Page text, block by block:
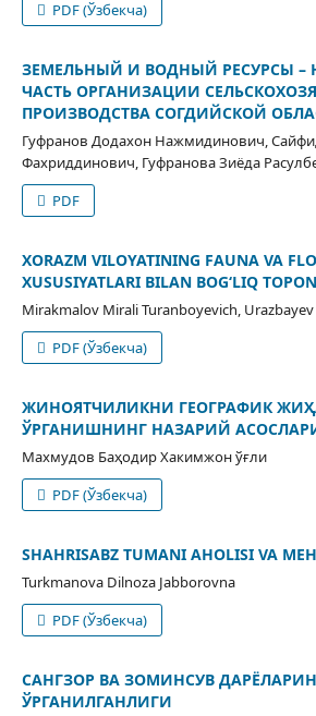
PDF (Ўзбекча)
ЗЕМЕЛЬНЫЙ И ВОДНЫЙ РЕСУРСЫ –
ЧАСТЬ ОРГАНИЗАЦИИ
ПРОИЗВОДСТВА СОГДИЙСКОЙ
Гуфранов Додахон Нажмидинович,
Фахриддинович, Гуфранова Зиёда
PDF
XORAZM VILOYATINING FAUNA VA
XUSUSIYATLARI BILAN BOG‘LIQ
Mirakmalov Mirali Turanboyevich,
PDF (Ўзбекча)
ЖИНОЯТЧИЛИКНИ ГЕОГРАФИК
ЎРГАНИШНИНГ НАЗАРИЙ
Махмудов Баҳодир Хакимжон ўғли
PDF (Ўзбекча)
SHAHRISABZ TUMANI AHOLISI VA
Turkmanova Dilnoza Jabborovna
PDF (Ўзбекча)
САНГЗОР ВА ЗОМИНСУВ
ЎРГАНИЛГАНЛИГИ